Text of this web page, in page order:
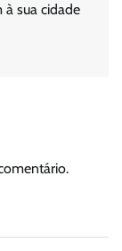
sua cidade